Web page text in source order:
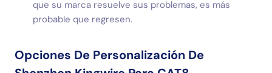
que su marca resuelve sus problemas, es más
probable que regresen.
Opciones De Personalización De